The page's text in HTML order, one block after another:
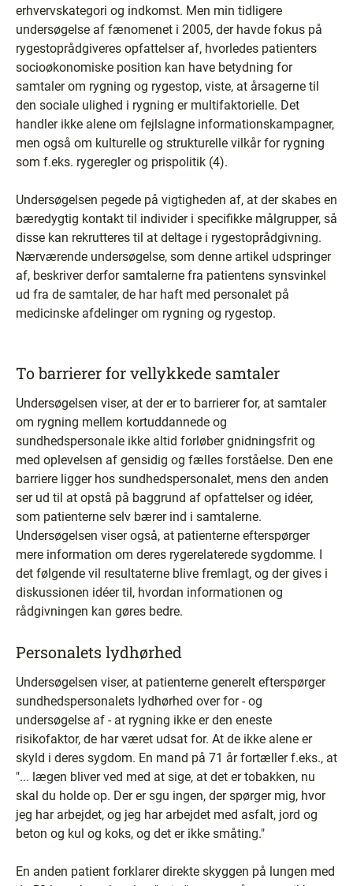
erhvervskategori og indkomst. Men min tidligere
undersøgelse af fænomenet i 2005, der havde fokus på
rygestoprådgiveres opfattelser af, hvorledes patienters
socioøkonomiske position kan have betydning for
samtaler om rygning og rygestop, viste, at årsagerne til
den sociale ulighed i rygning er multifaktorielle. Det
handler ikke alene om fejlslagne informationskampagner,
men også om kulturelle og strukturelle vilkår for rygning
som f.eks. rygeregler og prispolitik (4).
Undersøgelsen pegede på vigtigheden af, at der skabes en
bæredygtig kontakt til individer i specifikke målgrupper, så
disse kan rekrutteres til at deltage i rygestoprådgivning.
Nærværende undersøgelse, som denne artikel udspringer
af, beskriver derfor samtalerne fra patientens synsvinkel
ud fra de samtaler, de har haft med personalet på
medicinske afdelinger om rygning og rygestop.
To barrierer for vellykkede samtaler
Undersøgelsen viser, at der er to barrierer for, at samtaler
om rygning mellem kortuddannede og
sundhedspersonale ikke altid forløber gnidningsfrit og
med oplevelsen af gensidig og fælles forståelse. Den ene
barriere ligger hos sundhedspersonalet, mens den anden
ser ud til at opstå på baggrund af opfattelser og idéer,
som patienterne selv bærer ind i samtalerne.
Undersøgelsen viser også, at patienterne efterspørger
mere information om deres rygerelaterede sygdomme. I
det følgende vil resultaterne blive fremlagt, og der gives i
diskussionen idéer til, hvordan informationen og
rådgivningen kan gøres bedre.
Personalets lydhørhed
Undersøgelsen viser, at patienterne generelt efterspørger
sundhedspersonalets lydhørhed over for - og
undersøgelse af - at rygning ikke er den eneste
risikofaktor, de har været udsat for. At de ikke alene er
skyld i deres sygdom. En mand på 71 år fortæller f.eks., at
"... lægen bliver ved med at sige, at det er tobakken, nu
skal du holde op. Der er sgu ingen, der spørger mig, hvor
jeg har arbejdet, og jeg har arbejdet med asfalt, jord og
beton og kul og koks, og det er ikke småting."
En anden patient forklarer direkte skyggen på lungen med